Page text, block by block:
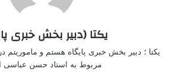
یکتا (دبیر بخش خبری
یکتا ؛ دبیر بخش خبری پایگاه هستم و ماموریتم در
مربوط به استاد حسن